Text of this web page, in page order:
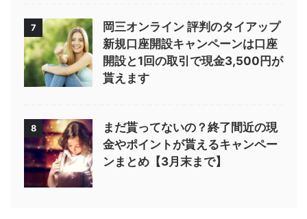
7
岡三オンライン 評判のタイアップ
新規口座開設キャンペーンは口座
開設と1回の取引で現金3,500円が
貰えます
8
まだ貰ってないの？終了間近の現
金やポイントが貰えるキャンペー
ンまとめ【3月末まで】